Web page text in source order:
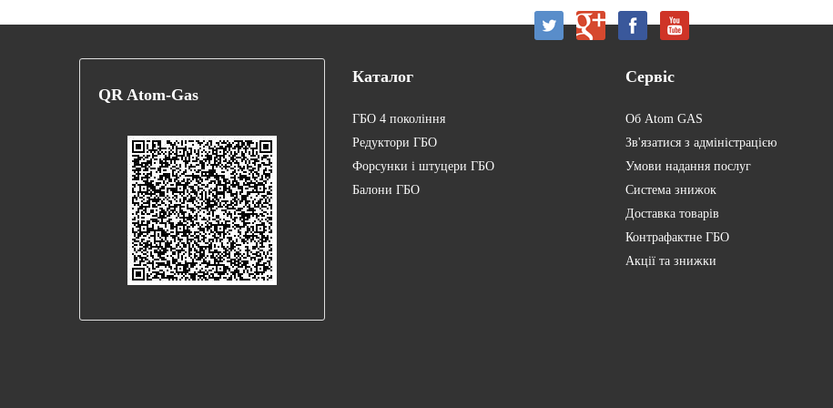
QR Atom-Gas
Каталог
ГБО 4 покоління
Редуктори ГБО
Форсунки і штуцери ГБО
Балони ГБО
Сервіс
Об Atom GAS
Зв'язатися з адміністрацією
Умови надання послуг
Система знижок
Доставка товарів
Контрафактне ГБО
Акції та знижки